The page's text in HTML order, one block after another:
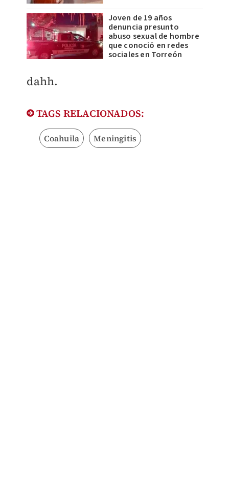
Joven de 19 años
denuncia presunto
abuso sexual de hombre
que conoció en redes
sociales en Torreón
dahh.
TAGS RELACIONADOS:
Coahuila Meningitis